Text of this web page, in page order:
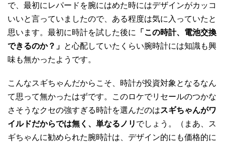
で、最初にレパードを腕にはめた時にはデザインがカッコ
いいと言っていましたので、ある程度は気に入っていたと
思います。最初に時計を試した後に
「この時計、電池交換
できるのか？」 と心配していたくらい腕時計には知識も興
味も無かったようです。
こんなスギちゃんだからこそ、時計が投資対象となるなん
て思って無かったはずです。このロケでリセールのつかな
さそうなクセの強すぎる時計を選んだのはスギちゃんがワ
イルドだからでは無く、単なるノリ でしょう。（まあ、ス
ギちゃんに勧められた腕時計は、デザイン的にも価格的に